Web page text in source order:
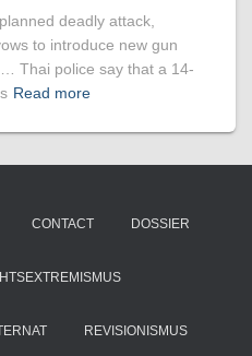
deadly attack,
to introduce new gun
Thai police say that a 14-
Read more
CONTACT DOSSIER
REVISIONISMUS